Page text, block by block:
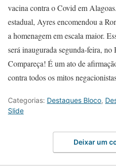
vacina contra o Covid em
estadual, Ayres encomendou a
a homenagem em escala maior.
será inaugurada segunda-feira,
Compareça! É um ato de
contra todos os mitos
Categorias: Destaques Bloco,
Slide
Deixar um